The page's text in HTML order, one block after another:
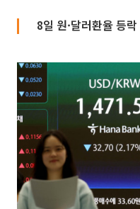
8일 원·달러환율 등